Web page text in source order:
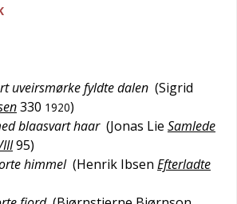
uveirsmørke fyldte dalen (Sigrid
330 1920)
blaasvart haar (Jonas Lie Samlede
95)
himmel (Henrik Ibsen Efterladte